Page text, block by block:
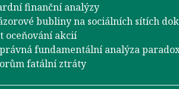
finanční analýzy
bubliny na sociálních sítích
oceňování akcií
fundamentální analýza
fatální ztráty